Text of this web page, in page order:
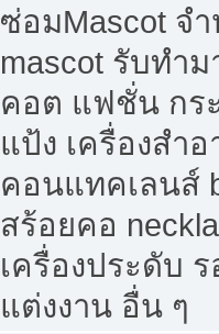
ซ่อมMascot จ
mascot รับทำ
คอต แฟชั่น กระ
แป้ง เครื่องสำ
คอนแทคเลนส์
สร้อยคอ
เครื่องประดับ ร
แต่งงาน อื่น ๆ